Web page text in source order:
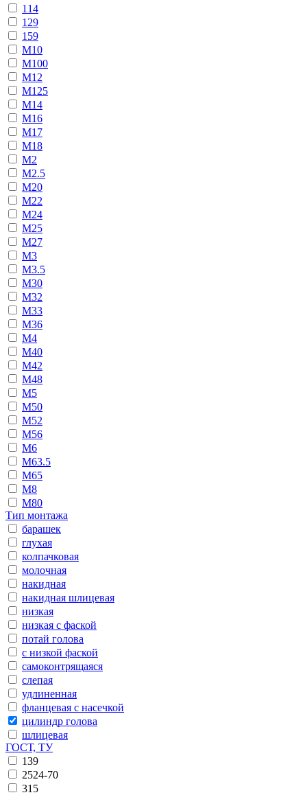
114
129
159
М10
М100
М12
М125
М14
М16
М17
М18
М2
М2.5
М20
М22
М24
М25
М27
М3
М3.5
М30
М32
М33
М36
М4
М40
М42
М48
М5
М50
М52
М56
М6
М63.5
М65
М8
М80
Тип монтажа
барашек
глухая
колпачковая
молочная
накидная
накидная шлицевая
низкая
низкая с фаской
потай голова
с низкой фаской
самоконтрящаяся
слепая
удлиненная
фланцевая с насечкой
цилиндр голова
шлицевая
ГОСТ, ТУ
139
2524-70
315